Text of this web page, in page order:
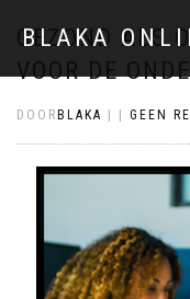
BLAKA
GEZOND ALS
VOOR DE
DOOR BLAKA GEEN